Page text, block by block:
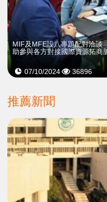
MIF及MFE設八專題配對洽談
助參與各方對接國際資源拓商
07/10/2024 36896
推薦新聞